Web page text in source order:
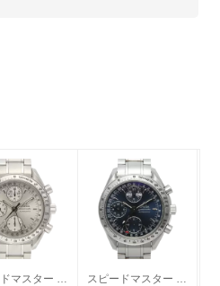
スピードマスター トリプルカレンダー
スピードマスター トリプルカレンダー